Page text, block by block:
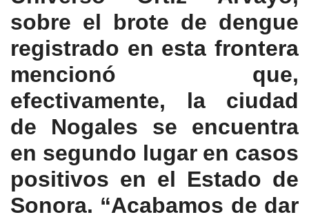
sobre el brote de dengue
registrado en esta frontera
mencionó que,
efectivamente, la ciudad
de Nogales se encuentra
en segundo lugar en casos
positivos en el Estado de
Sonora. “Acabamos de dar